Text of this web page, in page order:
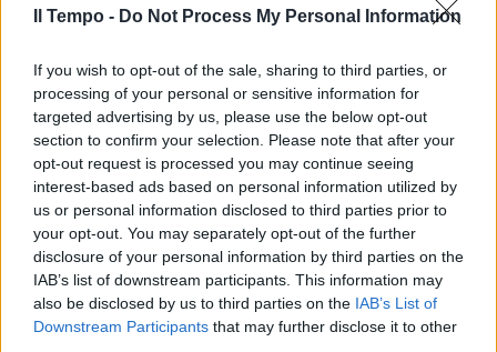
Il Tempo - Do Not Process My Personal Information
If you wish to opt-out of the sale, sharing to third parties, or
processing of your personal or sensitive information for
targeted advertising by us, please use the below opt-out
section to confirm your selection. Please note that after your
opt-out request is processed you may continue seeing
interest-based ads based on personal information utilized by
us or personal information disclosed to third parties prior to
your opt-out. You may separately opt-out of the further
disclosure of your personal information by third parties on the
IAB’s list of downstream participants. This information may
also be disclosed by us to third parties on the IAB’s List of
Downstream Participants that may further disclose it to other